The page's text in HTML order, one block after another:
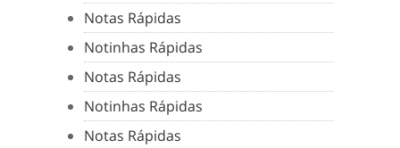
Notas Rápidas
Notinhas Rápidas
Notas Rápidas
Notinhas Rápidas
Notas Rápidas